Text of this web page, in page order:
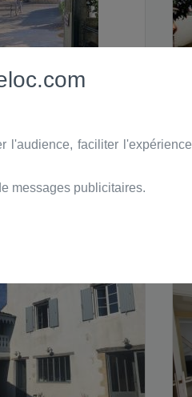
en ré
l'audience, faciliter l'expérience
messages publicitaires.